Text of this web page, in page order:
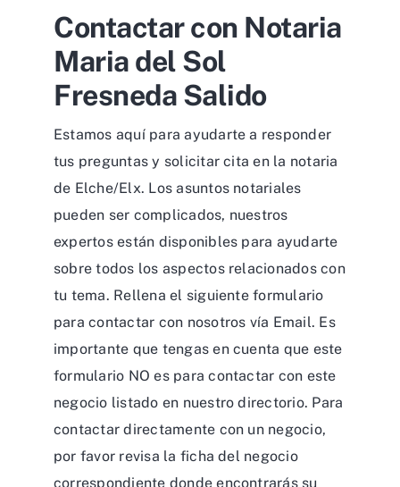
Contactar con Notaria
Maria del Sol
Fresneda Salido
Estamos aquí para ayudarte a responder
tus preguntas y solicitar cita en la notaria
de Elche/Elx. Los asuntos notariales
pueden ser complicados, nuestros
expertos están disponibles para ayudarte
sobre todos los aspectos relacionados con
tu tema. Rellena el siguiente formulario
para contactar con nosotros vía Email. Es
importante que tengas en cuenta que este
formulario NO es para contactar con este
negocio listado en nuestro directorio. Para
contactar directamente con un negocio,
por favor revisa la ficha del negocio
correspondiente donde encontrarás su